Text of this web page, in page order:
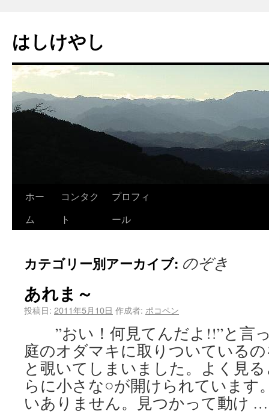
はしけやし
ホー
ム
コンタク
ト
プロフィ
ール
カテゴリー別アーカイブ: のぞき
あれま～
投稿日: 2011年5月10日 作成者: ポコペン
”おい！何見てんだよ!!”と言
庭のオダマキに取りついている
と覗いてしまいました。よく見
らに小さな○が開けられています
いありません。見つかって動け